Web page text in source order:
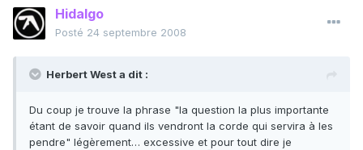
Hidalgo
Posté 24 septembre 2008
Herbert West a dit :
Du coup je trouve la phrase "la question la plus importante
étant de savoir quand ils vendront la corde qui servira à les
pendre" légèrement… excessive et pour tout dire je